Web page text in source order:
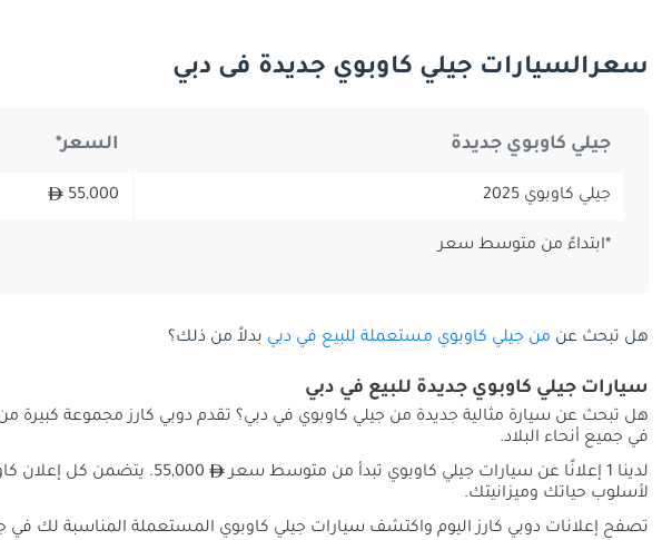
سعرالسيارات جيلي كاوبوي جديدة فى دبي
جيلي كاوبوي جديدة السعر*
جيلي كاوبوي 2025 55,000
*ابتداءً من متوسط سعر
هل تبحث عن من جيلي كاوبوي مستعملة للبيع في دبي بدلاً من ذلك؟
سيارات جيلي كاوبوي جديدة للبيع في دبي
هل تبحث عن سيارة مثالية جديدة من جيلي كاوبوي في دبي؟ تقدم دوبي كارز مجموعة كبيرة
في جميع أنحاء البلاد.
لدينا 1 إعلانًا عن سيارات جيلي كاوبوي تبدأ من متوسط سعر
55,000. يتضمن كل
لأسلوب حياتك وميزانيتك.
تصفح إعلانات دوبي كارز اليوم واكتشف سيارات جيلي كاوبوي المستعملة المناسبة لك في